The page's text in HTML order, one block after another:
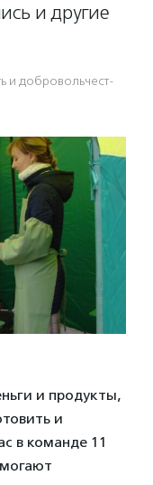
и другие
и доброволь­чест­
и продукты,
и
в команде 11